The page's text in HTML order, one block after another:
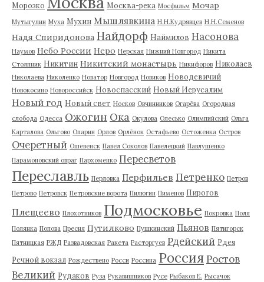
Морозко Москва-река Мосфильм Мочар
Мутыгулин Муха Мухин Мышлявкина Н.Н.Кудрявцев Н.Н.Семенов
Надя Спиридонова Найдорф Наймилов Насонова
Наумов Небо России Неро Нерская Нижний Новгород Никита
Столпник Никитин Никитский монастырь Никифоров Николаев
Николаева Николенко Новатор Новгород Новиков Новодевичий
Новокосино Новороссийск Новоспасский Новый Иерусалим
Новый год Новый свет Носков Овчинников Огарёва Огородная
слобода Одесса Ожогин Ока Окулова Олесько Олимпийский Ольга
Карталова Ольгово Опарин Орлов Орлёнок Остафьево Остоженка Остров
Очеретный Ошевенск Павел Соколов Павелецкий Павлушенко
Парамоновский овраг Пархоменко Пересветов
Переславль Перловка Перфильев Петренко Петров
Петрово Петровск Петровские ворота Пилюгин Пименов Пирогов
Плещеево Плохотников Подмосковье Покровка Поля
Полянка Попова Пресня Путилково Пушкинский Пьянов Пятигорск
Пятницкая РЖД Развадовская Ракета Расторгуев Рдейский Рдея
Речной вокзал Рождествено Росси Россина Россия Ростов
Великий Рудаков Руза Рукавишников Русе Рыбаков Е. Рысачок